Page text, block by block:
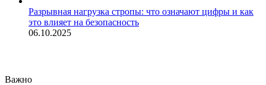
Разрывная нагрузка стропы: что означают цифры и как
это влияет на безопасность
06.10.2025
Важно